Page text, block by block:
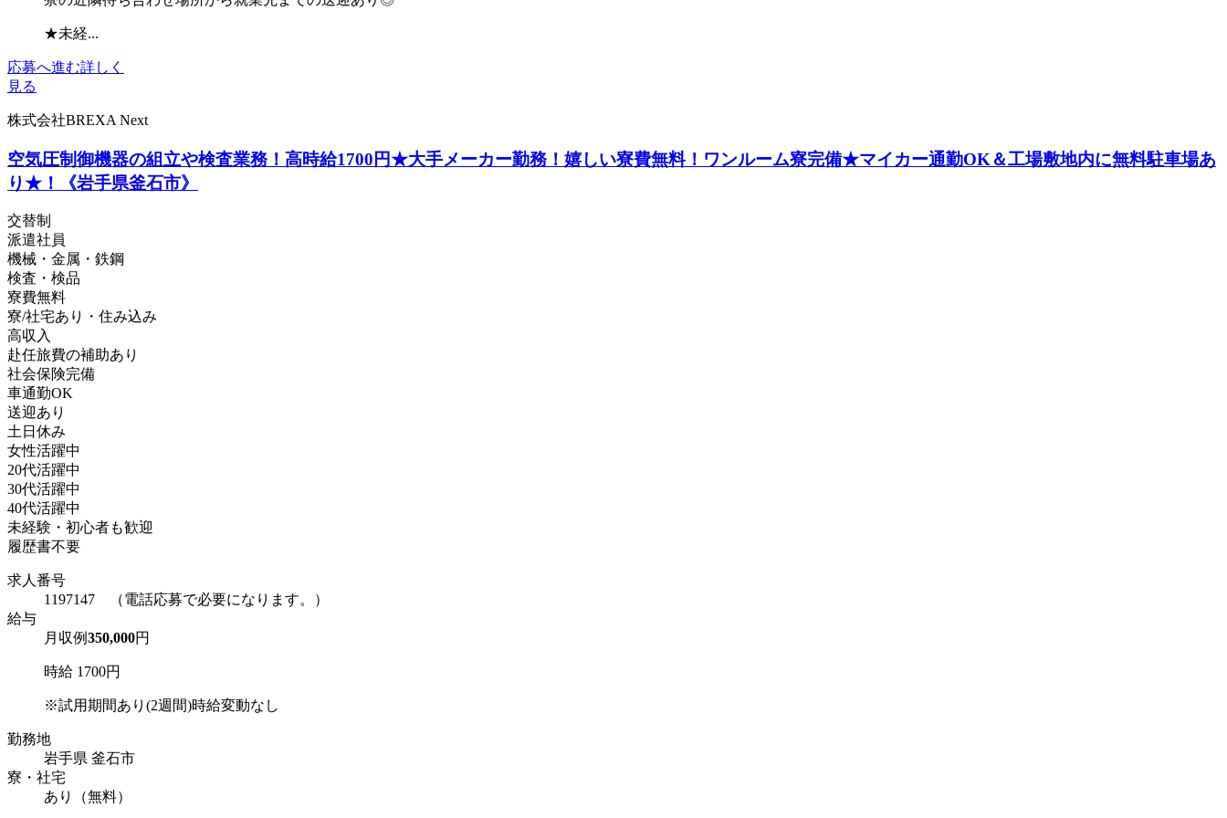
★未経...
応募へ進む詳しく
見る
株式会社BREXA Next
空気圧制御機器の組立や検査業務！高時給1700円★大手メーカー勤務！嬉しい寮費無料！ワンルーム寮完備★マイカー通勤OK＆工場敷地内に無料駐車場あ
り★！《岩手県釜石市》
交替制
派遣社員
機械・金属・鉄鋼
検査・検品
寮費無料
寮/社宅あり・住み込み
高収入
赴任旅費の補助あり
社会保険完備
車通勤OK
送迎あり
土日休み
女性活躍中
20代活躍中
30代活躍中
40代活躍中
未経験・初心者も歓迎
履歴書不要
求人番号
1197147 （電話応募で必要になります。）
給与
月収例350,000円
時給 1700円
※試用期間あり(2週間)時給変動なし
勤務地
岩手県 釜石市
寮・社宅
あり（無料）